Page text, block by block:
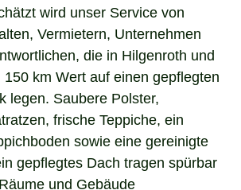
wird unser Service von
Vermietern, Unternehmen
die in Hilgenroth und
150 km Wert auf einen gepflegten
legen. Saubere Polster,
frische Teppiche, ein
sowie eine gereinigte
gepflegtes Dach tragen spürbar
und Gebäude